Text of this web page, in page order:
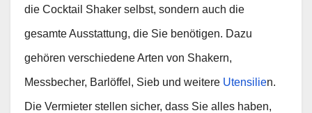
die Cocktail Shaker selbst, sondern auch die
gesamte Ausstattung, die Sie benötigen. Dazu
gehören verschiedene Arten von Shakern,
Messbecher, Barlöffel, Sieb und weitere Utensilien.
Die Vermieter stellen sicher, dass Sie alles haben,